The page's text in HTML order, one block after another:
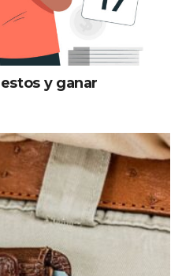
y ganar